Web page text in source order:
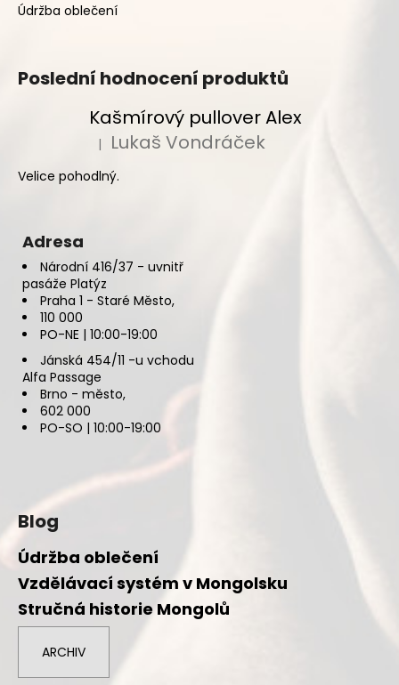
Údržba oblečení
Poslední hodnocení produktů
Kašmírový pullover Alex
Hodnocení produktu je 5 z 5 hvězdiček.
| Lukaš Vondráček
Velice pohodlný.
Adresa
Národní 416/37 - uvnitř
pasáže Platýz
Praha 1 - Staré Město,
110 000
PO-NE | 10:00-19:00
Jánská 454/11 -u vchodu
Alfa Passage
Brno - město,
602 000
PO-SO | 10:00-19:00
Blog
Údržba oblečení
Vzdělávací systém v Mongolsku
Stručná historie Mongolů
ARCHIV